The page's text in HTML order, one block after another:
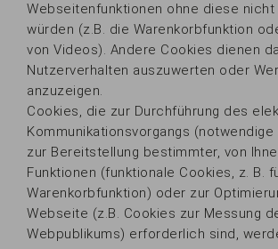
Webseitenfunktionen ohne diese nicht
würden (z.B. die Warenkorbfunktion
von Videos). Andere Cookies dienen
Nutzerverhalten auszuwerten oder
anzuzeigen.
Cookies, die zur Durchführung des
Kommunikationsvorgangs
zur Bereitstellung bestimmter, von
Funktionen (funktionale Cookies, z. B.
Warenkorbfunktion) oder zur
Webseite (z.B. Cookies zur Messung
Webpublikums) erforderlich sind,